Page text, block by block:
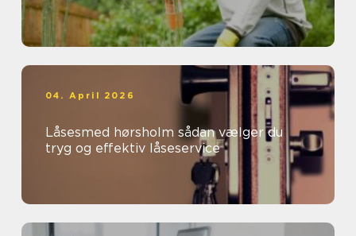
04. April 2026
Låsesmed hørsholm sådan vælger du
tryg og effektiv låseservice